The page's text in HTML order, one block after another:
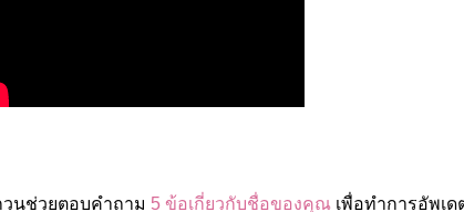
นช่วยตอบคำถาม 5 ข้อเกี่ยวกับชื่อของคุณเพื่อทำการอัพเด